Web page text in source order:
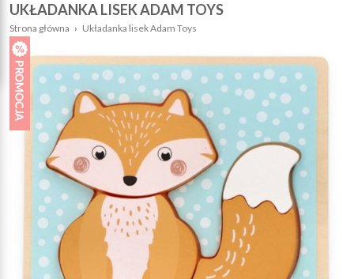
UKŁADANKA LISEK ADAM TOYS
Strona główna › Układanka lisek Adam Toys